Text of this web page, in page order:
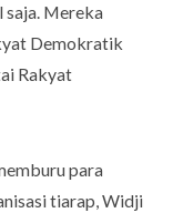
Mereka
Demokratik
Rakyat
para
tiarap, Widji